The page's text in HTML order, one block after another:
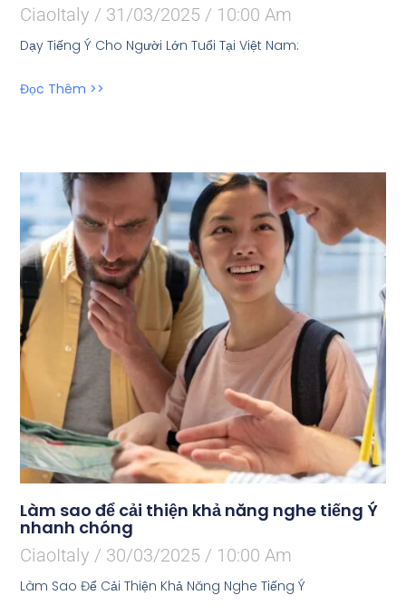
CiaoItaly 31/03/2025 10:00 Am
Dạy Tiếng Ý Cho Người Lớn Tuổi Tại Việt Nam:
Đọc Thêm >>
Làm sao để cải thiện khả năng nghe tiếng Ý
nhanh chóng
CiaoItaly 30/03/2025 10:00 Am
Làm Sao Để Cải Thiện Khả Năng Nghe Tiếng Ý